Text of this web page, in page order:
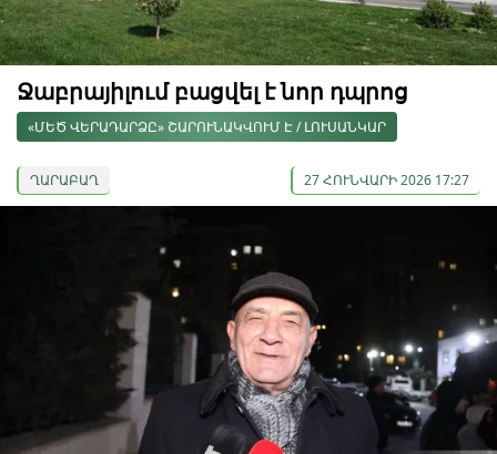
Ջաբրայիլում բացվել է նոր դպրոց
«ՄԵԾ ՎԵՐԱԴԱՐՁԸ» ՇԱՐՈՒՆԱԿՎՈՒՄ Է / ԼՈՒՍԱՆԿԱՐ
ՂԱՐԱԲԱՂ 27 ՀՈՒՆՎԱՐԻ 2026 17:27